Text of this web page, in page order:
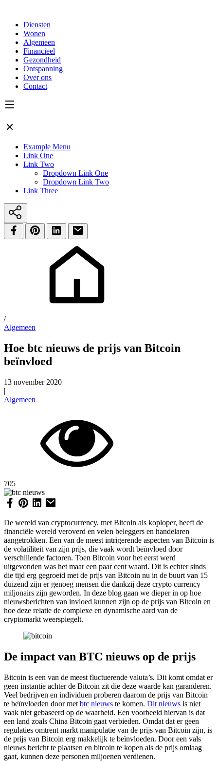
Diensten
Wonen
Algemeen
Financieel
Gezondheid
Ontspanning
Over ons
Contact
Example Menu
Link One
Link Two
Dropdown Link One
Dropdown Link Two
Link Three
/
Algemeen
Hoe btc nieuws de prijs van Bitcoin
beïnvloed
13 november 2020
|
Algemeen
705
De wereld van cryptocurrency, met Bitcoin als koploper, heeft de
financiële wereld veroverd en velen beleggers en handelaren
aangetrokken. Een van de meest intrigerende aspecten van Bitcoin is
de volatiliteit van zijn prijs, die vaak wordt beïnvloed door
verschillende factoren. Toen Bitcoin voor het eerst werd
uitgevonden was het maar een paar cent waard. Dit is echter sinds
die tijd erg gegroeid met de prijs van Bitcoin nu in de buurt van 15
duizend zijn er genoeg mensen die dankzij deze crypto currency
miljonairs zijn geworden. In deze blog gaan we dieper in op hoe
nieuwsberichten van invloed kunnen zijn op de prijs van Bitcoin en
hoe deze relatie de complexe en dynamische aard van de
cryptomarkt weerspiegelt.
De impact van BTC nieuws op de prijs
Bitcoin is een van de meest fluctuerende valuta’s. Dit komt omdat er
geen instantie achter de Bitcoin zit die deze waarde kan garanderen.
Veel bedrijven en individuen proberen daarom de prijs van Bitcoin
te beïnvloeden door met btc nieuws te komen. Dit nieuws is niet
vaak niet gebaseerd op de waarheid. Een voorbeeld hiervan is dat
een land zoals China Bitcoin gaat verbieden. Omdat dat er geen
regulaties omtrent markt manipulatie van de prijs van Bitcoin zijn, is
de prijs van Bitcoin erg makkelijk te beïnvloeden. Door een vals
nieuws bericht te plaatsen en bitcoin te kopen als de prijs omlaag
gaat, kunnen deze personen miljoenen verdienen.